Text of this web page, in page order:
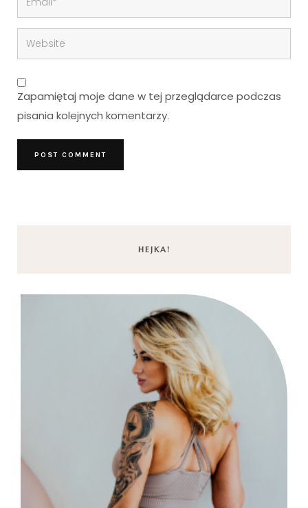
Zapamiętaj moje dane w tej przeglądarce podczas
pisania kolejnych komentarzy.
HEJKA!